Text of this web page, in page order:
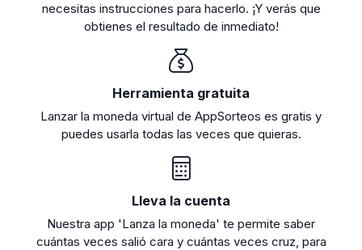
necesitas instrucciones para hacerlo. ¡Y verás que
obtienes el resultado de inmediato!
Herramienta gratuita
Lanzar la moneda virtual de AppSorteos es gratis y
puedes usarla todas las veces que quieras.
Lleva la cuenta
Nuestra app 'Lanza la moneda' te permite saber
cuántas veces salió cara y cuántas veces cruz, para